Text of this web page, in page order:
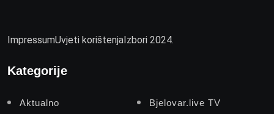
ImpressumUvjeti korištenjaIzbori 2024.
Kategorije
Aktualno Bjelovar.live TV